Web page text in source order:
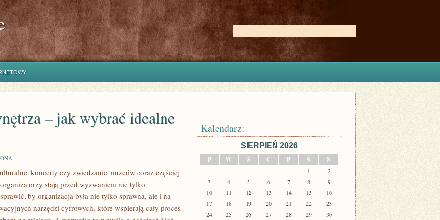
– jak wybrać idealne
koncerty czy zwiedzanie muzeów coraz częściej
stają przed wyzwaniem nie tylko
by organizacja była nie tylko sprawna, ale i na
narzędzi cyfrowych, które wspierają cały proces
Kalendarz:
SIERPIEŃ 2026
P
W Ś C P S N
1
2
3
4 5 6 7 8
9
10
11 12 13 14 15
16
17
18 19 20 21 22
23
24
25 26 27 28 29
30